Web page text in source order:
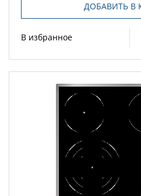
ДОБАВИТЬ В
В избранное